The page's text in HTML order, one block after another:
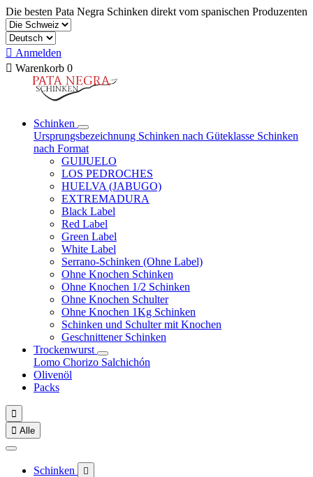
Die besten Pata Negra Schinken direkt vom spanischen Produzenten
 Anmelden
 Warenkorb 0
Schinken
Ursprungsbezeichnung Schinken nach Güteklasse Schinken
nach Format
GUIJUELO
LOS PEDROCHES
HUELVA (JABUGO)
EXTREMADURA
Black Label
Red Label
Green Label
White Label
Serrano-Schinken (Ohne Label)
Ohne Knochen Schinken
Ohne Knochen 1/2 Schinken
Ohne Knochen Schulter
Ohne Knochen 1Kg Schinken
Schinken und Schulter mit Knochen
Geschnittener Schinken
Trockenwurst
Lomo Chorizo Salchichón
Olivenöl
Packs

 Alle
Schinken 